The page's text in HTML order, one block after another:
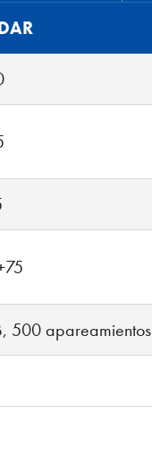
500 apareamientos